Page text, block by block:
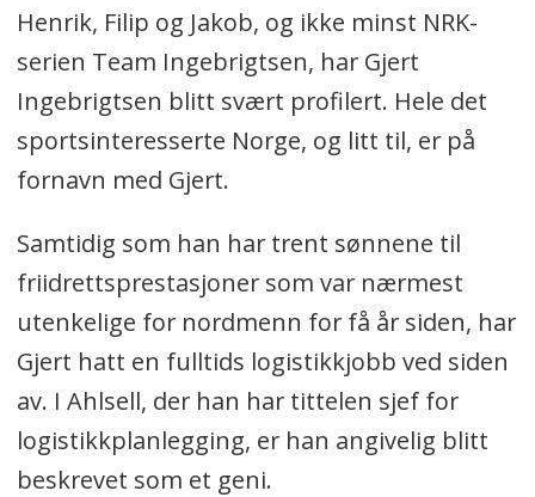
Henrik, Filip og Jakob, og ikke minst NRK-
serien Team Ingebrigtsen, har Gjert
Ingebrigtsen blitt svært profilert. Hele det
sportsinteresserte Norge, og litt til, er på
fornavn med Gjert.
Samtidig som han har trent sønnene til
friidrettsprestasjoner som var nærmest
utenkelige for nordmenn for få år siden, har
Gjert hatt en fulltids logistikkjobb ved siden
av. I Ahlsell, der han har tittelen sjef for
logistikkplanlegging, er han angivelig blitt
beskrevet som et geni.